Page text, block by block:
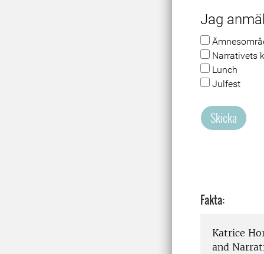
Jag
Narrativets
Lunch
Julfest
Skicka
Fakta:
Katrice
and